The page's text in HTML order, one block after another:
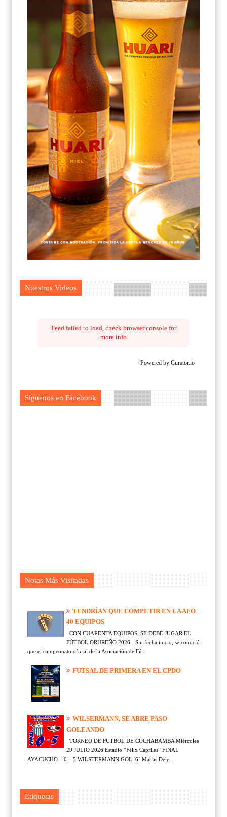
Nuestros Videos
Feed failed to load, check browser console for
more info
Powered by Curator.io
Síguenos en Facebook
Notas Más Visitadas
TENDRÍAN QUE COMPETIR EN LA AFO
40 EQUIPOS
CON CUARENTA EQUIPOS, SE DEBE JUGAR EL
FÚTBOL ORUREÑO 2026 - Sin fecha inicio, se conoció
que el campeonato oficial de la Asociación de Fú...
FUTSAL DE PRIMERA EN EL CPDO
WILSERMANN, SE ABRE PASO
GOLEANDO
TORNEO DE FUTBOL DE COCHABAMBA Miércoles
29 JULIO 2026 Estadio “Félix Capriles” FINAL
AYACUCHO 0 – 5 WILSTERMANN GOL: 6´ Matias Delg...
Etiquetas